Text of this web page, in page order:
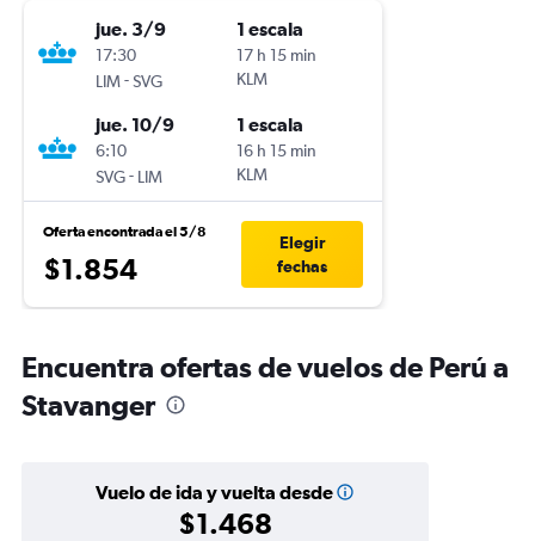
jue. 3/9
17:30
LIM-SVG
1 escala
17 h 15 min
KLM
jue. 10/9
6:10
SVG- LIM
1 escala
16 h 15 min
KLM
Oferta encontrada el 5/8
$1.854
Elegir
fechas
Encuentra ofertas de vuelos de Perú a
Stavanger
Vuelo de ida y vuelta desde
$1.468